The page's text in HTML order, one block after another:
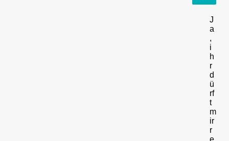
J
a
,
i
h
r
d
ü
rf
t
m
ir
r
e